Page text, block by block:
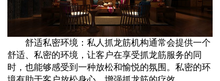
舒适私密环境：私人抓龙筋机构通常会提供一个
舒适、私密的环境，让客户在享受抓龙筋服务的同
时，也能够感受到一种放松和愉悦的氛围。私密的环